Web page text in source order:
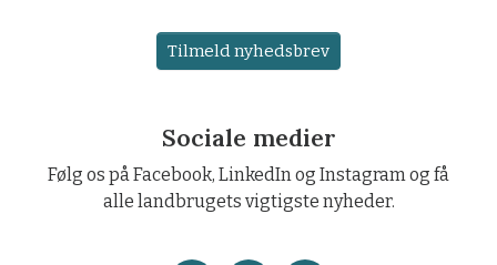
Tilmeld nyhedsbrev
Sociale medier
Følg os på Facebook, LinkedIn og Instagram og få
alle landbrugets vigtigste nyheder.